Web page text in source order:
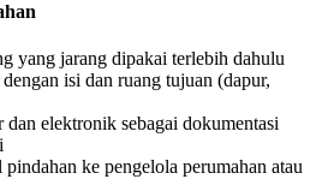
yang jarang dipakai terlebih dahulu
isi dan ruang tujuan (dapur,
elektronik sebagai dokumentasi
ke pengelola perumahan atau